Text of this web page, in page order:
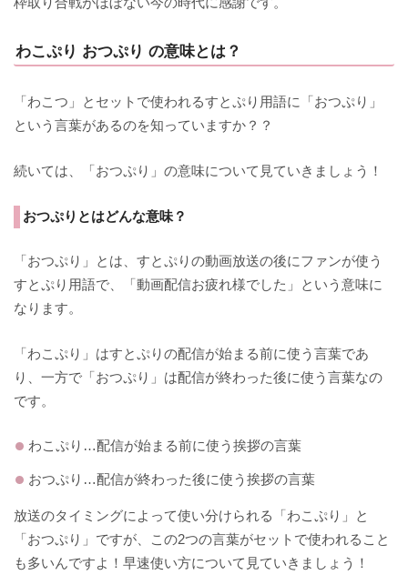
わこぷり おつぷり の意味とは？
「わこつ」とセットで使われるすとぷり用語に「おつぷり」
という言葉があるのを知っていますか？？
続いては、「おつぷり」の意味について見ていきましょう！
おつぷりとはどんな意味？
「おつぷり」とは、すとぷりの動画放送の後にファンが使う
すとぷり用語で、「動画配信お疲れ様でした」という意味に
なります。
「わこぷり」はすとぷりの配信が始まる前に使う言葉であ
り、一方で「おつぷり」は配信が終わった後に使う言葉なの
です。
わこぷり…配信が始まる前に使う挨拶の言葉
おつぷり…配信が終わった後に使う挨拶の言葉
放送のタイミングによって使い分けられる「わこぷり」と
「おつぷり」ですが、この2つの言葉がセットで使われること
も多いんですよ！早速使い方について見ていきましょう！